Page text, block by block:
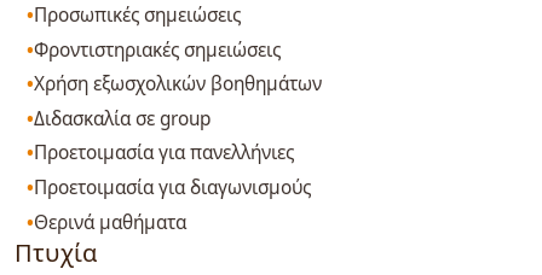
Προσωπικές σημειώσεις
Φροντιστηριακές σημειώσεις
Χρήση εξωσχολικών βοηθημάτων
Διδασκαλία σε group
Προετοιμασία για πανελλήνιες
Προετοιμασία για διαγωνισμούς
Θερινά μαθήματα
Πτυχία